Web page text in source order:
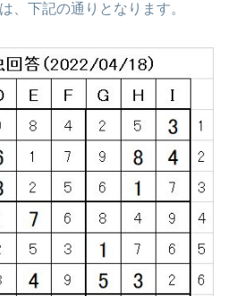
、下記の通りとなります。